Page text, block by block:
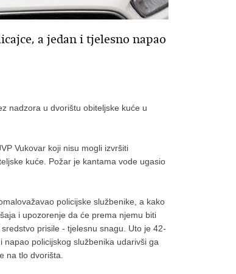
a jedan i tjelesno napao
nadzora u dvorištu obiteljske kuće u
Vukovar koji nisu mogli izvršiti
kuće. Požar je kantama vode ugasio
policijske službenike, a kako
i upozorenje da će prema njemu biti
prisile - tjelesnu snagu. Uto je 42-
policijskog službenika udarivši ga
na tlo dvorišta.